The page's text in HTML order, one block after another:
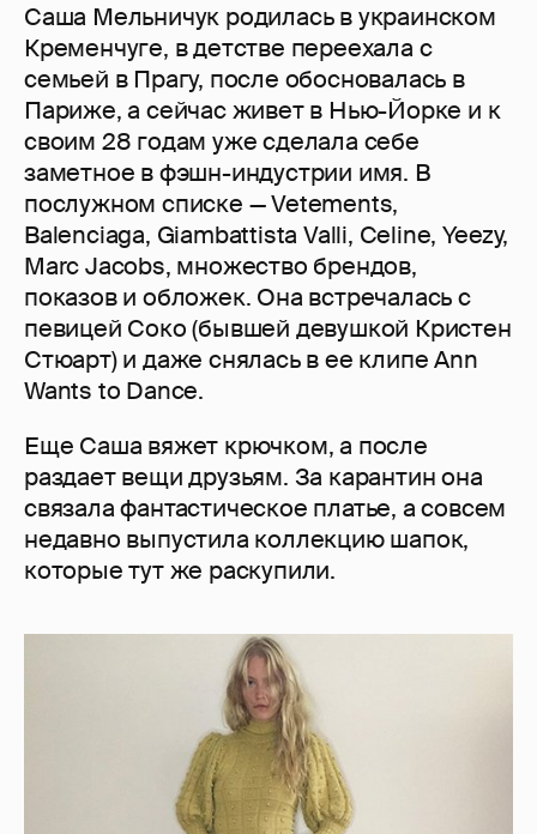
Саша Мельничук родилась в украинском
Кременчуге, в детстве переехала с
семьей в Прагу, после обосновалась в
Париже, а сейчас живет в Нью-Йорке и к
своим 28 годам уже сделала себе
заметное в фэшн-индустрии имя. В
послужном списке — Vetements,
Balenciaga, Giambattista Valli, Celine, Yeezy,
Marc Jacobs, множество брендов,
показов и обложек. Она встречалась с
певицей Соко (бывшей девушкой Кристен
Стюарт) и даже снялась в ее клипе Ann
Wants to Dance.
Еще Саша вяжет крючком, а после
раздает вещи друзьям. За карантин она
связала фантастическое платье, а совсем
недавно выпустила коллекцию шапок,
которые тут же раскупили.